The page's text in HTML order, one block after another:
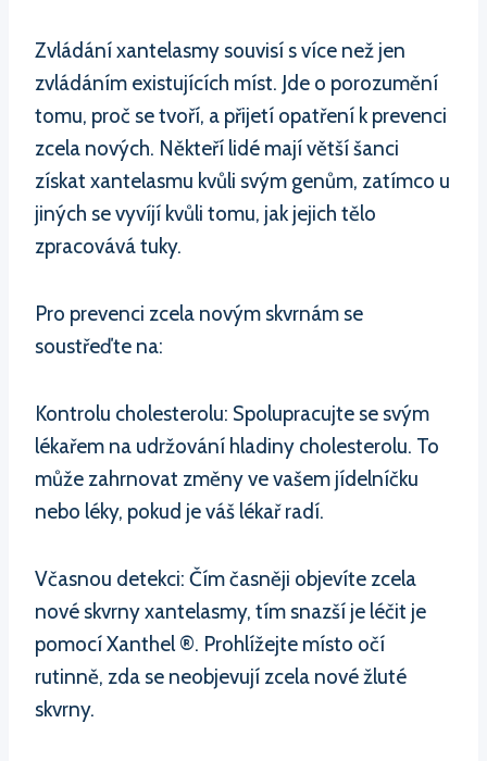
Zvládání xantelasmy souvisí s více než jen
zvládáním existujících míst. Jde o porozumění
tomu, proč se tvoří, a přijetí opatření k prevenci
zcela nových. Někteří lidé mají větší šanci
získat xantelasmu kvůli svým genům, zatímco u
jiných se vyvíjí kvůli tomu, jak jejich tělo
zpracovává tuky.
Pro prevenci zcela novým skvrnám se
soustřeďte na:
Kontrolu cholesterolu: Spolupracujte se svým
lékařem na udržování hladiny cholesterolu. To
může zahrnovat změny ve vašem jídelníčku
nebo léky, pokud je váš lékař radí.
Včasnou detekci: Čím časněji objevíte zcela
nové skvrny xantelasmy, tím snazší je léčit je
pomocí Xanthel ®. Prohlížejte místo očí
rutinně, zda se neobjevují zcela nové žluté
skvrny.